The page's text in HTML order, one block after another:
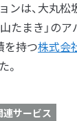
ンは、大丸松
たまき」の
を持つ株式会
。
連サービス